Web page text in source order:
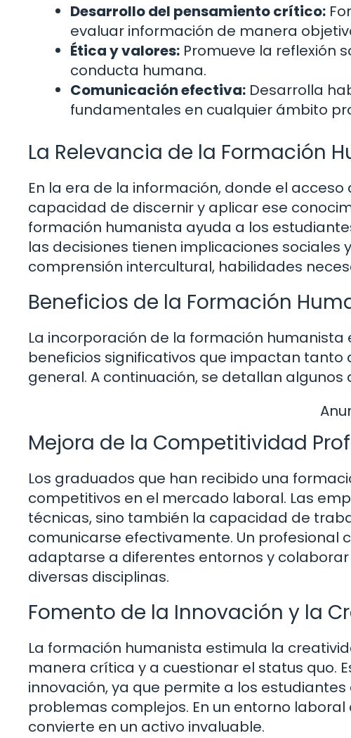
Desarrollo del pensamiento crítico:
evaluar información de manera
Ética y valores: Promueve la reflexión
conducta humana.
Comunicación efectiva: Desarrolla
fundamentales en cualquier ámbito
La Relevancia de la Formación
En la era de la información, donde el
capacidad de discernir y aplicar ese
formación humanista ayuda a los
las decisiones tienen implicaciones
comprensión intercultural, habilidades
Beneficios de la Formación
La incorporación de la formación
beneficios significativos que impactan
general. A continuación, se detallan algunos
Mejora de la Competitividad
Los graduados que han recibido una
competitivos en el mercado laboral. Las
técnicas, sino también la capacidad de
comunicarse efectivamente. Un profesional
adaptarse a diferentes entornos y
diversas disciplinas.
Fomento de la Innovación y la
La formación humanista estimula la
manera crítica y a cuestionar el status quo.
innovación, ya que permite a los
problemas complejos. En un entorno
convierte en un activo invaluable.